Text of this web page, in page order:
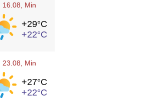
16.08 , Min
+29°C
+22°C
23.08 , Min
+27°C
+22°C